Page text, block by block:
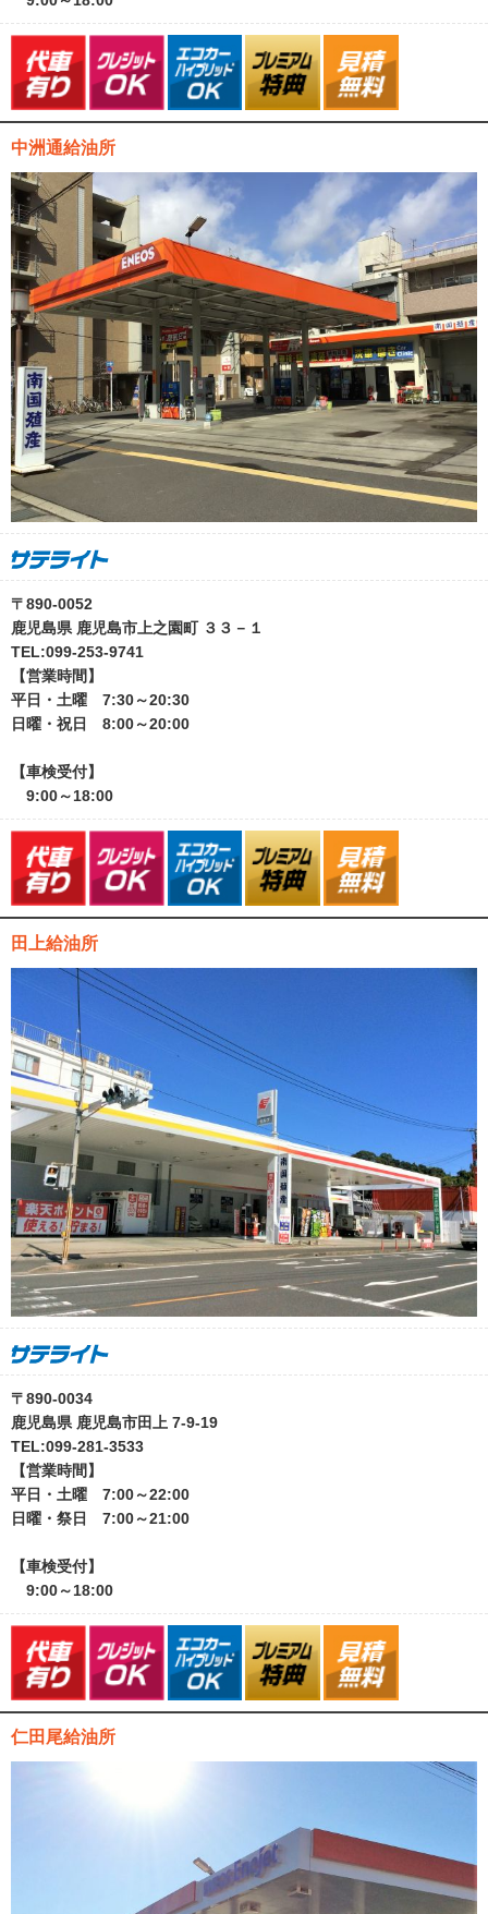
中洲通給油所
〒890-0052
鹿児島県 鹿児島市上之園町 ３３－１
TEL:099-253-9741
【営業時間】
平日・土曜 7:30～20:30
日曜・祝日 8:00～20:00
【車検受付】
9:00～18:00
田上給油所
〒890-0034
鹿児島県 鹿児島市田上 7-9-19
TEL:099-281-3533
【営業時間】
平日・土曜 7:00～22:00
日曜・祭日 7:00～21:00
【車検受付】
9:00～18:00
仁田尾給油所